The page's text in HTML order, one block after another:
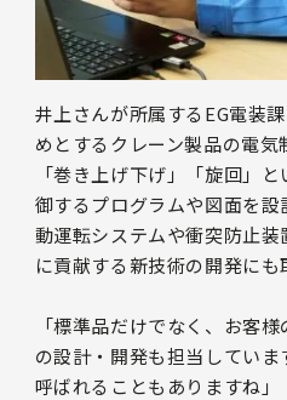
井上さんが所属するEG電装
めとするクレーン製品の電気
「巻き上げ下げ」「旋回」
御するプログラムや図面を設
動運転システムや衝突防止
に貢献する新技術の開発にも
「標準品だけでなく、お客
の設計・開発も担当してい
呼ばれることもありますね」